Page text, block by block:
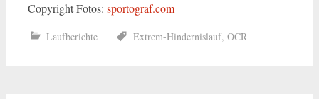
Copyright Fotos: sportograf.com
Laufberichte Extrem-Hindernislauf, OCR